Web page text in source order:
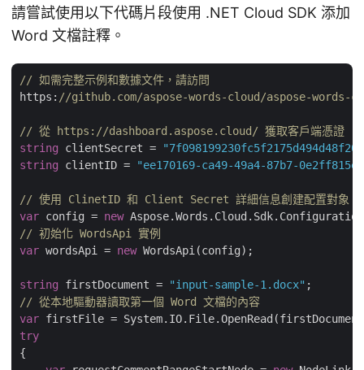
請嘗試使用以下代碼片段使用 .NET Cloud SDK 添加
Word 文檔註釋。
// 如需完整示例和數據文件，請訪問
https: //github.com/aspose-words-cloud/aspose-words-
// 從 https://dashboard.aspose.cloud/ 獲取客戶端憑證
string clientSecret =
string clientID = "ee170169-ca49-49a4-87b7-
// 使用 ClinetID 和 Client Secret 詳細信息創建配置對象
var config = new
// 初始化 WordsApi 實例
var wordsApi = new WordsApi(config);
string firstDocument = "input-sample-1.docx"
// 從本地驅動器讀取第一個 Word 文檔的內容
var
try
{